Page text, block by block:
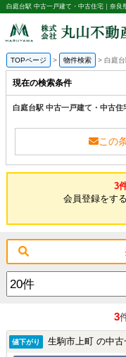
TOPページ 物件検索 白庭
現在の検索条件
白庭台駅 中古一戸建て・中古住
この
3
会員登録をす
3
値下がり 生駒市上町 の中古